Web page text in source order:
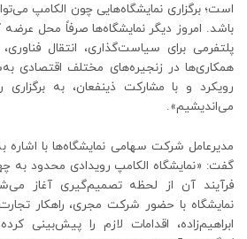
است؛ برگزاری نمایشگاه‌هایی چون الکامپ
باشد. امروز دیگر نمایشگاه‌ها صرفاً محل عرضه
پلتفرمی برای سیاست‌گذاری، انتقال
همکاری‌ها در زنجیره‌های مختلف اقتصادی
رویکرد و با مشارکت ذینفعان، به برگزاری
می‌اندیشیم».
مدیرعامل شرکت سهامی نمایشگاه‌ها با اشاره
گفت: «نمایشگاه الکامپ رویدادی محدود به
فرآیند آن از لحظه تصمیم‌گیری آغاز
نمایشگاه با حضور شرکت مجری، راهکار
ابراهیم‌زاده، اقدامات لازم را پیش‌بینی